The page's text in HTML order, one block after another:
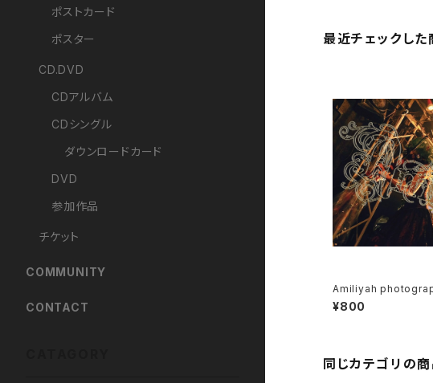
最近チェックした
Amiliyah
¥800
同じカテゴリの商
ポストカード
ポスター
CD.DVD
CDアルバム
CDシングル
ダウンロードカード
DVD
参加作品
チケット
COMMUNITY
CONTACT